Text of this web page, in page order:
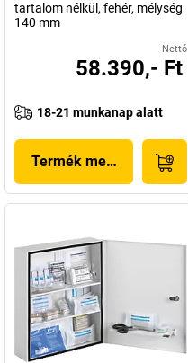
tartalom nélkül, fehér, mélység
140 mm
Nettó
58.390,- Ft
18-21 munkanap alatt
Termék megjelenítése